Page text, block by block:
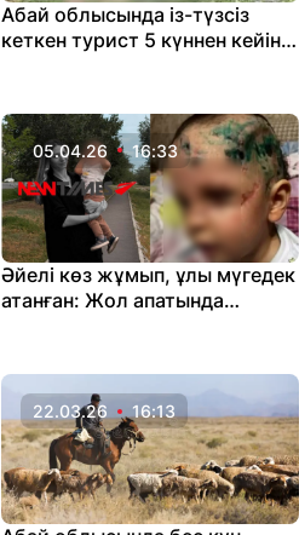
Абай облысында із-түзсіз
кеткен турист 5 күннен кейін
05.04.26 16:33
Әйелі көз жұмып, ұлы мүгедек
атанған: Жол апатында
22.03.26 16:13